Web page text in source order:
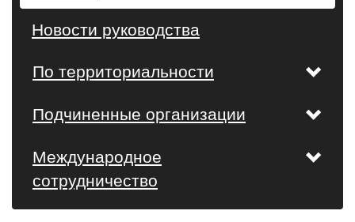
Новости руководства
По территориальности
Подчиненные организации
Международное
сотрудничество